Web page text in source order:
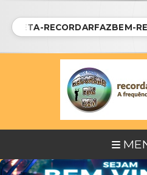
RECORDARFAZBEM-